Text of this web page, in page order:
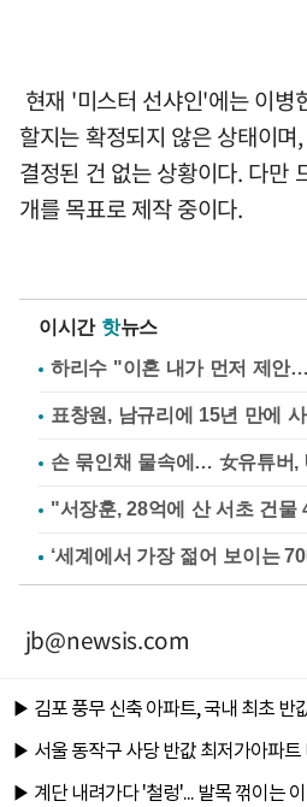
현재 '미스터 선샤인'에는 이병
할지는 확정되지 않은 상태이
결정된 건 없는 상황이다. 다만
개를 목표로 제작 중이다.
이시간 핫뉴스
하리수 "이혼 내가 먼저 제안
표창원, 남규리에 15년 만에
손 묶인채 물속에… 女유튜버,
"서장훈, 28억에 산 서초 건물
jb@newsis.com